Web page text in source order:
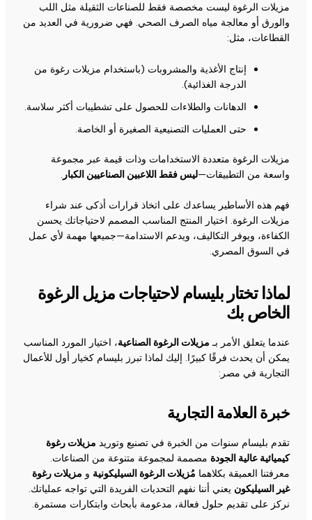
مزيلات الرغوة ليست مخصصة فقط للصناعات الثقيلة مثل اللب
والورق أو معالجة مياه الصرف الصحي. فهي ضرورية في العديد من
القطاعات، مثل:
إنتاج الأغذية والمشروبات (باستخدام مزيلات رغوة من
الدرجة الغذائية).
الدهانات والطلاءات للحصول على تشطيبات أكثر سلاسة.
حتى العمليات التصنيعية الصغيرة أو الخاصة.
مزيلات الرغوة متعددة الاستخدامات وذات قيمة عبر مجموعة
واسعة من التطبيقات—ليس فقط اللاعبين الصناعيين الكبار
فهم هذه الأساطير يساعدك على اتخاذ قرارات أذكى عند شراء
مزيلات الرغوة. اختيار المنتج المناسب المصمم لاحتياجاتك يحسن
الكفاءة، ويوفر التكاليف، ويدعم الاستدامة—جميعها مهمة لأي عمل
في السوق المصري.
لماذا تختار بليسام لاحتياجات مزيل الرغوة
الخاص بك
عندما يتعلق الأمر بـ مزيلات الرغوة الصناعية، اختيار المورد المناسب
يمكن أن يحدث فرقًا كبيرًا. إليك لماذا تبرز بليسام كخيار أول للأعمال
التجارية في مصر:
خبرة العلامة التجارية
تقدم بليسام سنوات من الخبرة في تصنيع وتوريد مزيلات رغوة
كيميائية عالية الجودة مصممة لمجموعة متنوعة من الصناعات.
معرفتنا العميقة بكلاهما مُزيلات الرغوة السيليكونية و مزيلات رغوة
غير السيليكون يعني أننا نفهم التحديات الفريدة التي تواجه عملياتك.
نركز على تقديم حلول فعالة، مدعومة بأبحاث وابتكارات مستمرة.